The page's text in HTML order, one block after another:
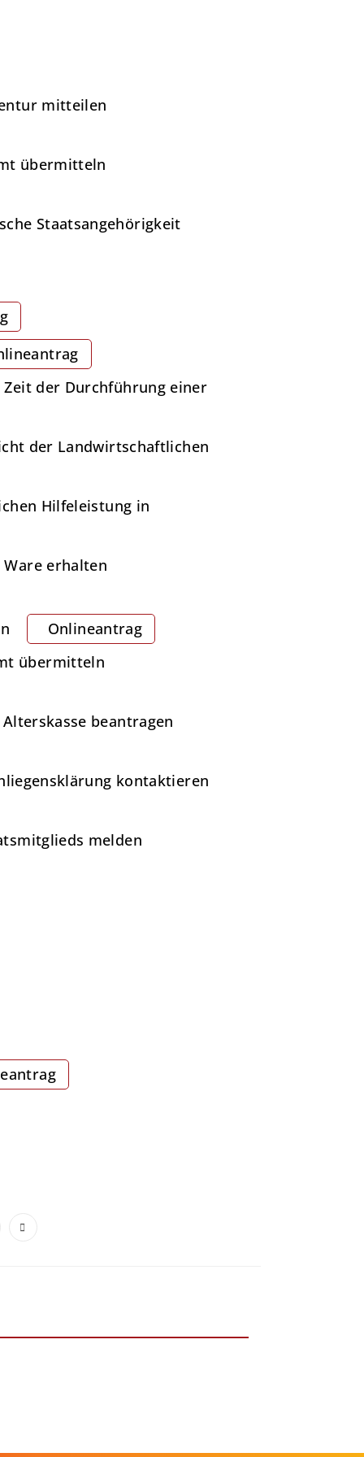
mitteilen
übermitteln
Staatsangehörigkeit
der Durchführung einer
der Landwirtschaftlichen
Hilfeleistung in
erhalten
Onlineantrag
übermitteln
beantragen
kontaktieren
melden